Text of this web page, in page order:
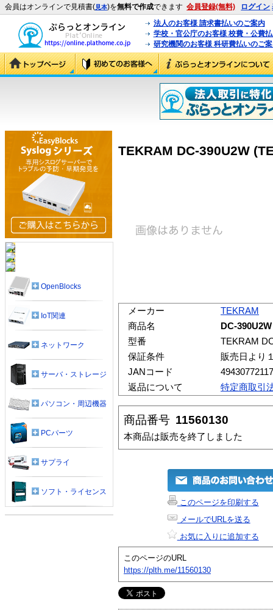
会員はオンラインで見積書(見本)を無料で作成できます 会員登録(無料) ログイン
法人のお客様 請求書払いのご案内
学校・官公庁のお客様 校費・公費
研究機関のお客様 科研費払いのご
TEKRAM DC-390U2W
メーカー
TEKRAM
商品名
DC-390U2W
型番
TEKRAM
保証条件
販売日より
JANコード
返品について
特定商取引
商品番号 11560130
本商品は販売を終了しました
このページを印刷する
メールでURLを送る
お気に入りに追加する
このページのURL
https://plth.me/11560130
OpenBlocks
IoT関連
ネットワーク
サーバ・ストレージ
パソコン・周辺機器
PCパーツ
サプライ
ソフト・ライセンス